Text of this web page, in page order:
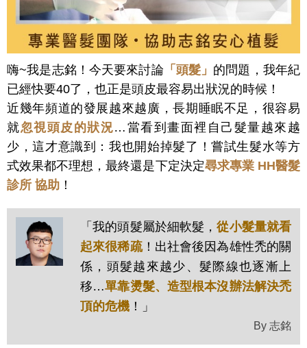
嗨~我是志銘！今天要來討論 「頭髮」 的問題，我年紀
已經快要40了，也正是頭皮最容易出狀況的時候！
近幾年頻道的發展越來越廣，長期睡眠不足，很容易
就忽視頭皮的狀況…當看到畫面裡自己髮量越來越
少，這才意識到：我也開始掉髮了！嘗試生髮水等方
式效果都不理想，最終還是下定決定尋求專業 HH醫髮
診所 協助 ！
「我的頭髮屬於細軟髮，從小髮量就看
起來很稀疏！出社會後因為雄性禿的關
係，頭髮越來越少、髮際線也逐漸上
移…單靠燙髮、造型根本沒辦法解決禿
頂的危機 ！」
By 志銘